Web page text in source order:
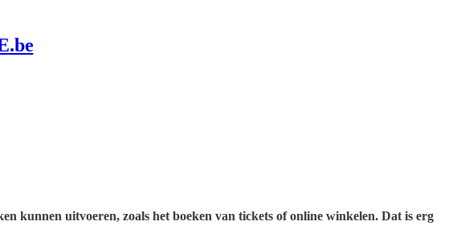
kunnen uitvoeren, zoals het boeken van tickets of online winkelen. Dat is erg